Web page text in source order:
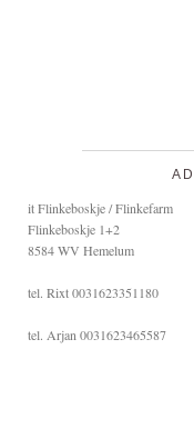
it Flinkeboskje / Flinkefarm
Flinkeboskje 1+2
8584 WV Hemelum
tel. Rixt 0031623351180
tel. Arjan 0031623465587